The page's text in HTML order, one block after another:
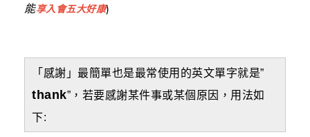
能享入會五大好康)
「感謝」最簡單也是最常使用的英文單字就是”
thank”，若要感謝某件事或某個原因，用法如
下: